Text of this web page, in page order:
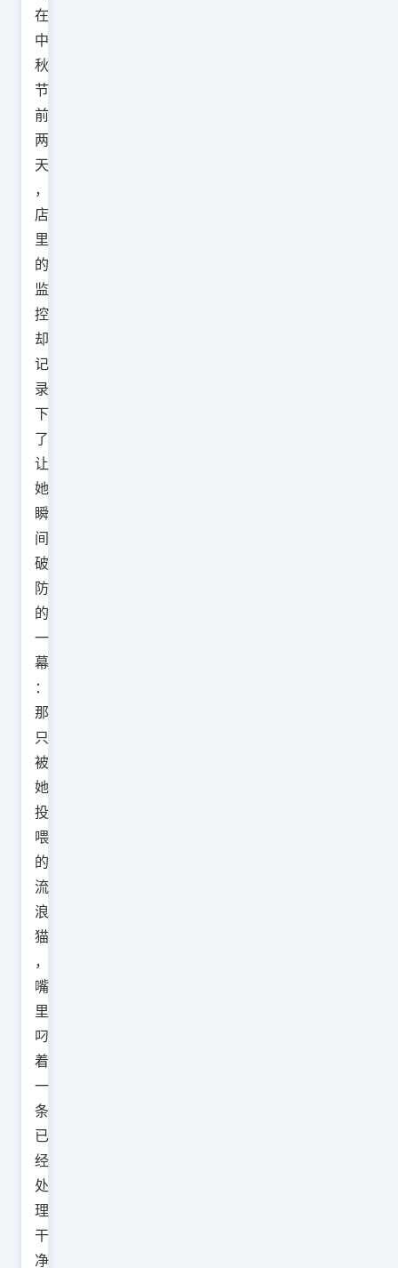
在
中
秋
节
前
两
天
，
店
里
的
监
控
却
记
录
下
了
让
她
瞬
间
破
防
的
一
幕
：
那
只
被
她
投
喂
的
流
浪
猫
，
嘴
里
叼
着
一
条
已
经
处
理
干
净